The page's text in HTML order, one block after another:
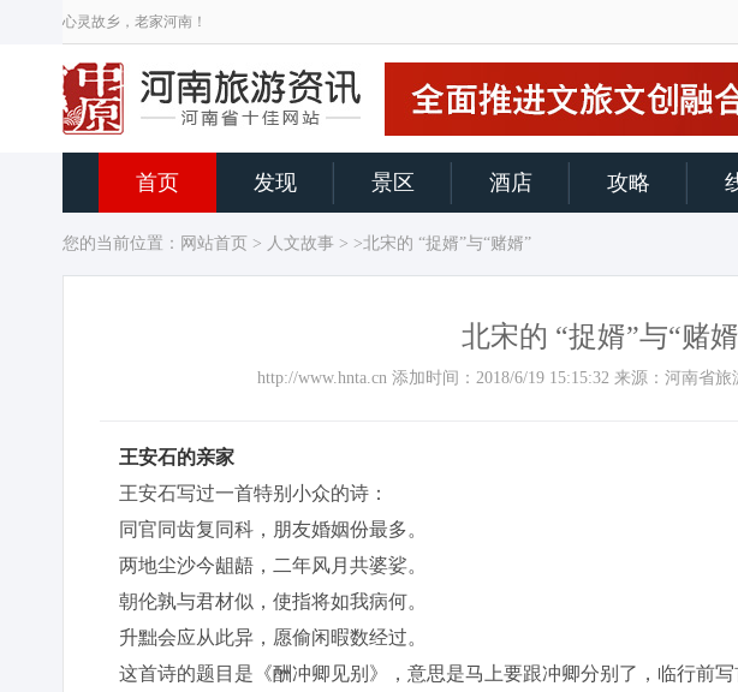
心灵故乡，老家河南！
首页 发现 景区 酒店 攻略
您的当前位置： 网站首页 > 人文故事 > >北宋的 “捉婿”与“赌婿”
北宋的 “捉婿”与“赌
http://www.hnta.cn 添加时间：2018/6/19 15:15:32 来源：河南省
王安石的亲家
王安石写过一首特别小众的诗：
同官同齿复同科，朋友婚姻份最多。
两地尘沙今龃龉，二年风月共婆娑。
朝伦孰与君材似，使指将如我病何。
升黜会应从此异，愿偷闲暇数经过。
这首诗的题目是《酬冲卿见别》，意思是马上要跟冲卿分别了，临行前写